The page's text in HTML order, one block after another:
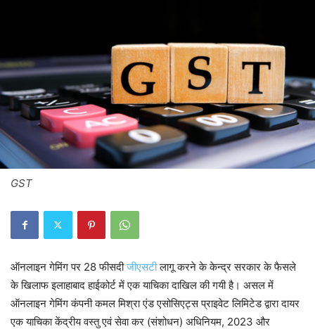
GST
ऑनलाइन गेमिंग पर 28 फीसदीजीएसटीलागू करने के केन्द्र सरकार के फैसले
के खिलाफ इलाहाबाद हाईकोर्ट में एक याचिका दाखिल की गयी है। असल में
ऑनलाइन गेमिंग कंपनी कमल मिश्रा एंड एसोसिएट्स प्राइवेट लिमिटेड द्वारा दायर
एक याचिका केंद्रीय वस्तु एवं सेवा कर (संशोधन) अधिनियम, 2023 और